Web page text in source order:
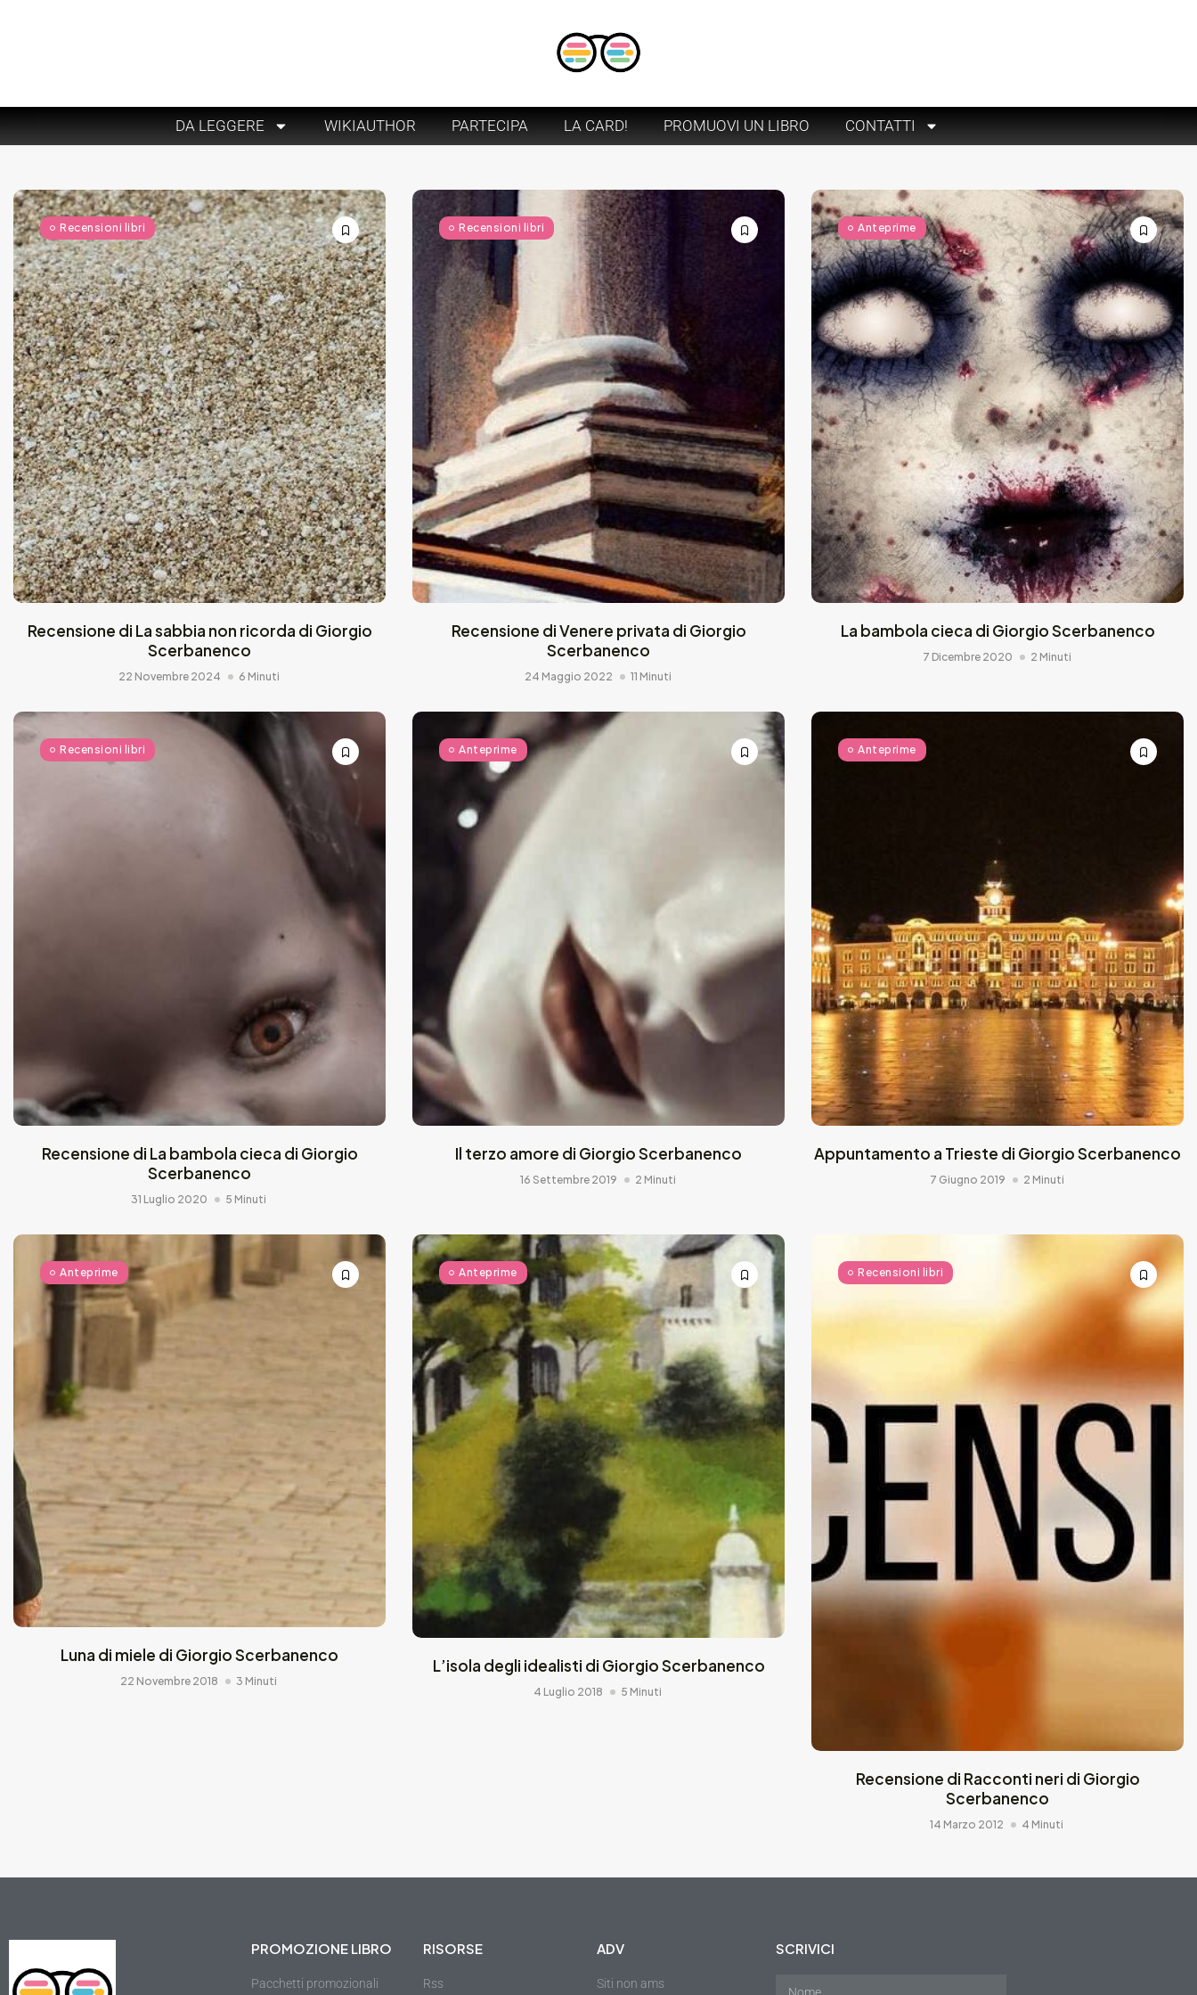
DA LEGGERE WIKIAUTHOR PARTECIPA LA CARD! PROMUOVI UN LIBRO CONTATTI
Recensioni libri
Recensione di La sabbia non ricorda di Giorgio
Scerbanenco
22 Novembre 2024 6 Minuti
Recensioni libri
Recensione di Venere privata di Giorgio
Scerbanenco
24 Maggio 2022 11 Minuti
Anteprime
La bambola cieca di Giorgio Scerbanenco
7 Dicembre 2020 2 Minuti
Recensioni libri
Recensione di La bambola cieca di Giorgio
Scerbanenco
31 Luglio 2020 5 Minuti
Anteprime
Il terzo amore di Giorgio Scerbanenco
16 Settembre 2019 2 Minuti
Anteprime
Appuntamento a Trieste di Giorgio Scerbanenco
7 Giugno 2019 2 Minuti
Anteprime
Luna di miele di Giorgio Scerbanenco
22 Novembre 2018 3 Minuti
Anteprime
L’isola degli idealisti di Giorgio Scerbanenco
4 Luglio 2018 5 Minuti
Recensioni libri
Recensione di Racconti neri di Giorgio
Scerbanenco
14 Marzo 2012 4 Minuti
PROMOZIONE LIBRO
Pacchetti promozionali
RISORSE
Rss
ADV
Siti non ams
SCRIVICI